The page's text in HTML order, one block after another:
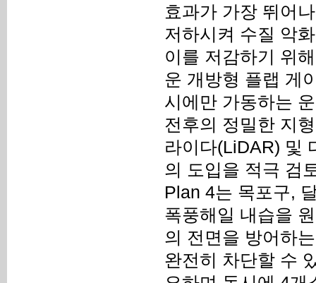
효과가 가장 뛰어
저하시켜 수질 악
이를 저감하기 위
운 개방형 플랩 게
시에만 가동하는
전후의 정밀한 지
라이다(LiDAR) 및
의 도입을 적극 검
Plan 4는 목포구,
폭풍해일 내습을
의 전면을 방어하
완전히 차단할 수